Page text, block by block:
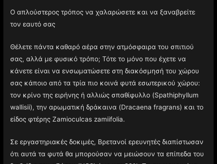
Ο απλούστερος τρόπος να χαλαρώσετε και να ξαναβρείτε
τον εαυτό σας
Θέλετε πάντα καθαρό αέρα στην ατμόσφαιρα του σπιτιού
σας, αλλά με φυσικό τρόπο; Τότε το μόνο που έχετε να
κάνετε είναι να ενσωματώσετε στη διακόσμησή του χώρου
σας κάποιο από τα τρία πιο κοινά φυτά εσωτερικού χώρου:
τον κρίνο της ειρήνης ή αλλιώς σπαθίφυλλο (Spathiphyllum
wallisii), την αρωματική δράκαινα (Dracaena fragrans) και το
είδος φτέρης Zamioculcas zamiifolia.
Σε εργαστηριακές δοκιμές, Βρετανοί ερευνητές διαπίστωσαν
ότι αυτά τα φυτά θα μπορούσαν να μειώσουν τα επίπεδα του